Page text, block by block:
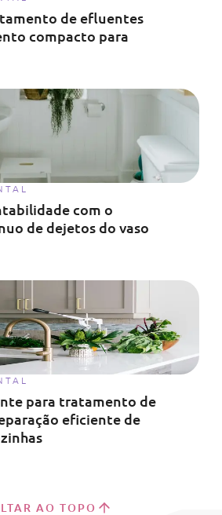
de efluentes
compacto para
com o
de dejetos do vaso
para tratamento de
eficiente de
AO TOPO